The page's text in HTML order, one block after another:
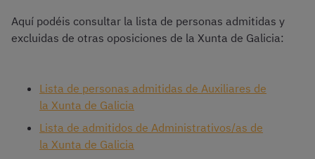
Aquí podéis consultar la lista de personas admitidas y
excluidas de otras oposiciones de la Xunta de Galicia:
Lista de personas admitidas de Auxiliares de
la Xunta de Galicia
Lista de admitidos de Administrativos/as de
la Xunta de Galicia